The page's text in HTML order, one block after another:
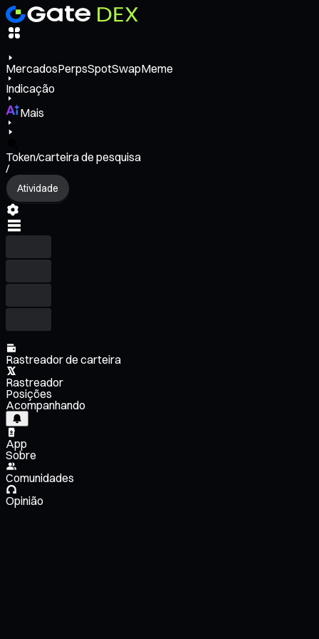
MercadosPerpsSpotSwapMeme
Indicação
Mais
Token/carteira de pesquisa
/
Atividade
Rastreador de carteira
Rastreador
Posições
Acompanhando
App
Sobre
Comunidades
Opinião